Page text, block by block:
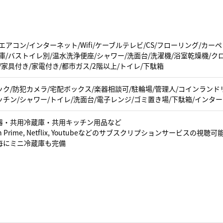
アコン/インターネット/Wifi/ケーブルテレビ/CS/フローリング/カー
/バストイレ別/温水洗浄便座/シャワー/洗面台/洗濯機/浴室乾燥機/ク
具付き/家電付き/都市ガス/2階以上/トイレ/下駄箱
ク/防犯カメラ/宅配ボックス/楽器相談可/駐輪場/管理人/コインラン
チン/シャワー/トイレ/洗面台/電子レンジ/ゴミ置き場/下駄箱/インタ
・共用冷蔵庫・共用キッチン用品など
Prime, Netflix, Youtubeなどのサブスクリプションサービスの視聴可
にミニ冷蔵庫も完備